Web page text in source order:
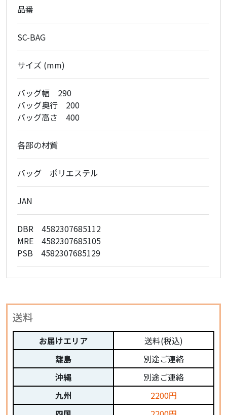
品番
SC-BAG
サイズ (mm)
バッグ幅 290
バッグ奥行 200
バッグ高さ 400
各部の材質
バッグ ポリエステル
JAN
DBR 4582307685112
MRE 4582307685105
PSB 4582307685129
送料
お届けエリア
離島
沖縄
九州
送料(税込)
別途ご連絡
別途ご連絡
2200円